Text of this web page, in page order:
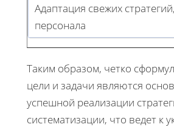
Адаптация свежих
персонала
Таким образом, четко
цели и задачи являются
успешной реализации
систематизации, что ведет к